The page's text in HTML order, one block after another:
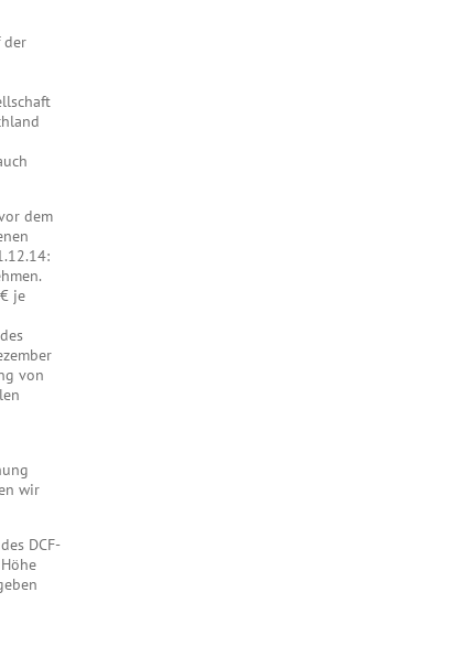
der
dem
je
von
wir
DCF-